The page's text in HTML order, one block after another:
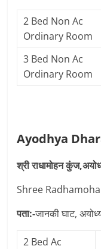
2 Bed Non Ac
Ordinary Room
3 Bed Non Ac
Ordinary Room
Ayodhya
श्री राधामोहन
Shree
पता:-जानकी घाट,
2 Bed Ac